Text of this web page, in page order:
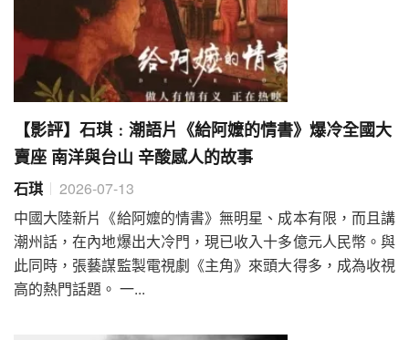
【影評】石琪﹕潮語片《給阿嬤的情書》爆冷全國大
賣座 南洋與台山 辛酸感人的故事
石琪
2026-07-13
中國大陸新片《給阿嬤的情書》無明星、成本有限，而且講
潮州話，在內地爆出大冷門，現已收入十多億元人民幣。與
此同時，張藝謀監製電視劇《主角》來頭大得多，成為收視
高的熱門話題。 一...